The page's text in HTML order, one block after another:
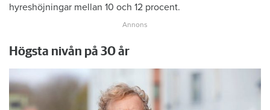
hyreshöjningar mellan 10 och 12 procent.
Högsta nivån på 30 år